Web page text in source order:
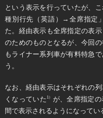
という表示を行っていたが、
種別行先（英語）→全席指定
た。経由表示も全席指定の表
のためのものとなるが、今回
もライナー系列車が有料特急
う。
なお、経由表示はそれぞれの
くなっていた 1） が、全席指定
間で表示されるようになってい